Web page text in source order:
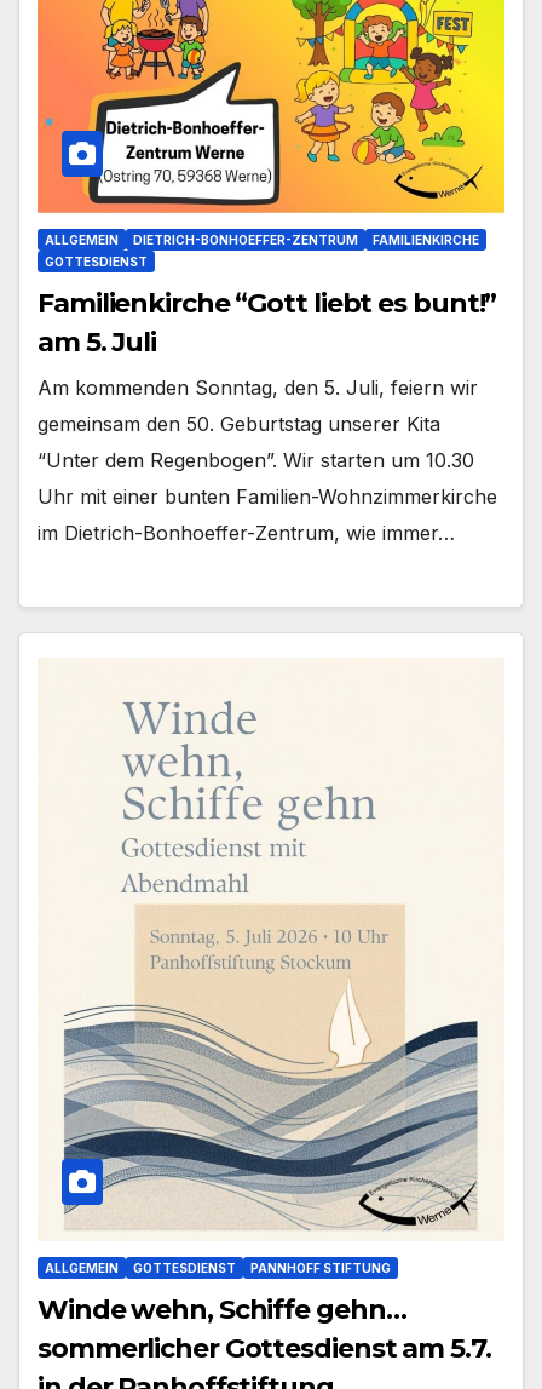
ALLGEMEIN DIETRICH-BONHOEFFER-ZENTRUM
FAMILIENKIRCHE
GOTTESDIENST
Familienkirche “Gott liebt es bunt!”
am 5. Juli
Am kom­men­den Sonn­tag, den 5. Juli, fei­ern wir
gemein­sam den 50. Geburts­tag unse­rer Kita
“Unter dem Regen­bo­gen”. Wir star­ten um 10.30
Uhr mit einer bun­ten Familien-Wohnzimmerkirche
im Dietrich-Bonhoeffer-Zentrum, wie immer…
ALLGEMEIN GOTTESDIENST PANNHOFF STIFTUNG
Winde wehn, Schiffe gehn…
sommerlicher Gottesdienst am 5.7.